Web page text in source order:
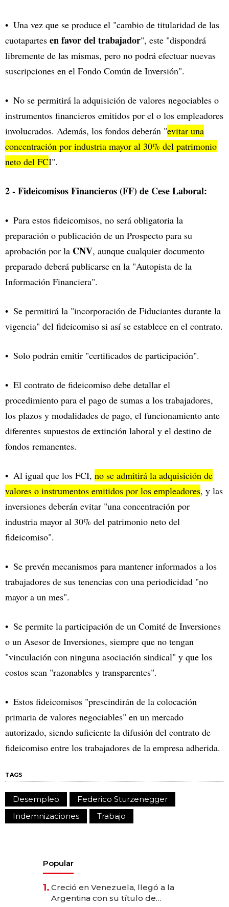
Una vez que se produce el "cambio de titularidad de las
cuotapartes en favor del trabajador", este "dispondrá
libremente de las mismas, pero no podrá efectuar nuevas
suscripciones en el Fondo Común de Inversión".
No se permitirá la adquisición de valores negociables o
instrumentos financieros emitidos por el o los empleadores
involucrados. Además, los fondos deberán "evitar una
concentración por industria mayor al 30% del patrimonio
neto del FCI".
2 - Fideicomisos Financieros (FF) de Cese Laboral:
Para estos fideicomisos, no será obligatoria la
preparación o publicación de un Prospecto para su
aprobación por la CNV, aunque cualquier documento
preparado deberá publicarse en la "Autopista de la
Información Financiera".
Se permitirá la "incorporación de Fiduciantes durante la
vigencia" del fideicomiso si así se establece en el contrato.
Solo podrán emitir "certificados de participación".
El contrato de fideicomiso debe detallar el
procedimiento para el pago de sumas a los trabajadores,
los plazos y modalidades de pago, el funcionamiento ante
diferentes supuestos de extinción laboral y el destino de
fondos remanentes.
Al igual que los FCI, no se admitirá la adquisición de
valores o instrumentos emitidos por los empleadores, y las
inversiones deberán evitar "una concentración por
industria mayor al 30% del patrimonio neto del
fideicomiso".
Se prevén mecanismos para mantener informados a los
trabajadores de sus tenencias con una periodicidad "no
mayor a un mes".
Se permite la participación de un Comité de Inversiones
o un Asesor de Inversiones, siempre que no tengan
"vinculación con ninguna asociación sindical" y que los
costos sean "razonables y transparentes".
Estos fideicomisos "prescindirán de la colocación
primaria de valores negociables" en un mercado
autorizado, siendo suficiente la difusión del contrato de
fideicomiso entre los trabajadores de la empresa adherida.
TAGS
Desempleo
Federico Sturzenegger
Indemnizaciones
Trabajo
Popular
1. Creció en Venezuela, llegó a la
Argentina con su título de